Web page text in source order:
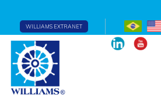
WILLIAMS EXTRANET